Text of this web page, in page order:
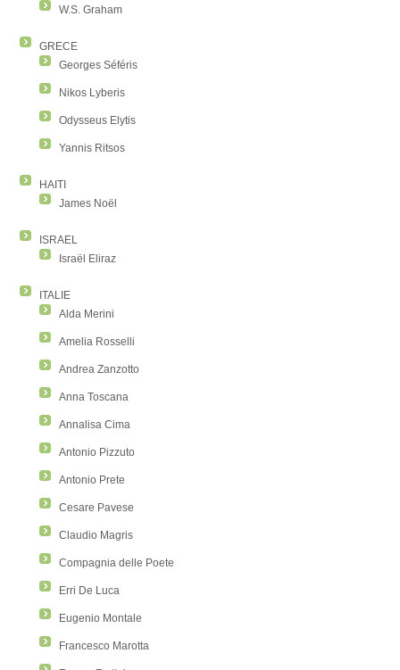
W.S. Graham
GRECE
Georges Séféris
Nikos Lyberis
Odysseus Elytis
Yannis Ritsos
HAITI
James Noël
ISRAEL
Israël Eliraz
ITALIE
Alda Merini
Amelia Rosselli
Andrea Zanzotto
Anna Toscana
Annalisa Cima
Antonio Pizzuto
Antonio Prete
Cesare Pavese
Claudio Magris
Compagnia delle Poete
Erri De Luca
Eugenio Montale
Francesco Marotta